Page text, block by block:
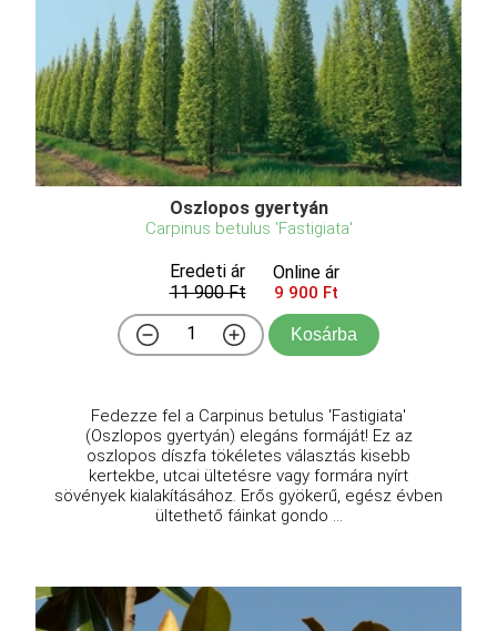
Oszlopos gyertyán
Carpinus betulus 'Fastigiata'
Eredeti ár
11 900 Ft
Online ár
9 900 Ft
Kosárba
Fedezze fel a Carpinus betulus 'Fastigiata'
(Oszlopos gyertyán) elegáns formáját! Ez az
oszlopos díszfa tökéletes választás kisebb
kertekbe, utcai ültetésre vagy formára nyírt
sövények kialakításához. Erős gyökerű, egész évben
ültethető fáinkat gondo ...